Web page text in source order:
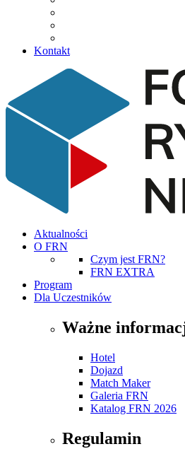
Kontakt
Aktualności
O FRN
Czym jest FRN?
FRN EXTRA
Program
Dla Uczestników
Ważne
Hotel
Dojazd
Match Maker
Galeria FRN
Katalog FRN 2026
Regulamin